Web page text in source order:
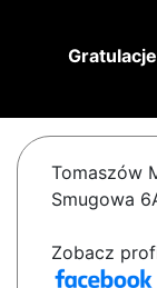
Tomaszów
Smugowa
Zobacz